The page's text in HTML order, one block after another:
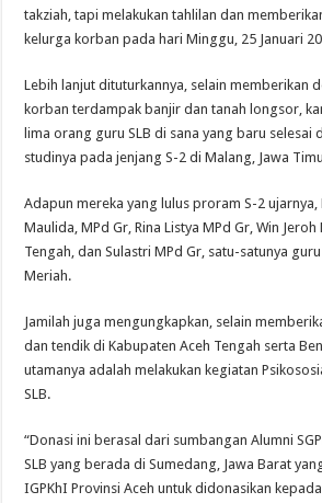
takziah, tapi melakukan tahlilan dan
kelurga korban pada hari Minggu, 25 Januari
Lebih lanjut dituturkannya, selain memberikan
korban terdampak banjir dan tanah longsor,
lima orang guru SLB di sana yang baru selesai
studinya pada jenjang S-2 di Malang, Jawa
Adapun mereka yang lulus proram S-2 ujarnya,
Maulida, MPd Gr, Rina Listya MPd Gr, Win
Tengah, dan Sulastri MPd Gr, satu-satunya
Meriah.
Jamilah juga mengungkapkan, selain
dan tendik di Kabupaten Aceh Tengah serta
utamanya adalah melakukan kegiatan
SLB.
“Donasi ini berasal dari sumbangan Alumni
SLB yang berada di Sumedang, Jawa Barat
IGPKhI Provinsi Aceh untuk didonasikan